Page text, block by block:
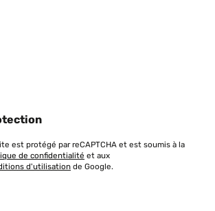
est protégé par reCAPTCHA et est soumis à la
de confidentialité et aux
d'utilisation de Google.